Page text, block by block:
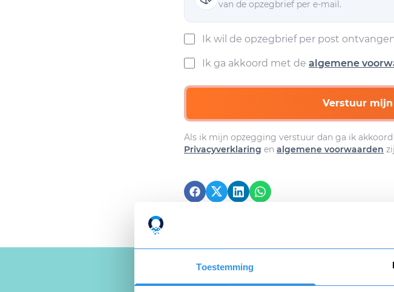
Toestemming
van de opzegbrief per e-mail.
Ik wil de opzegbrief per post
Ik ga akkoord met dealgemene
Verstuur
Als ik mijn opzegging verstuur dan ga ik
Privacyverklaring en algemene voorwaarden